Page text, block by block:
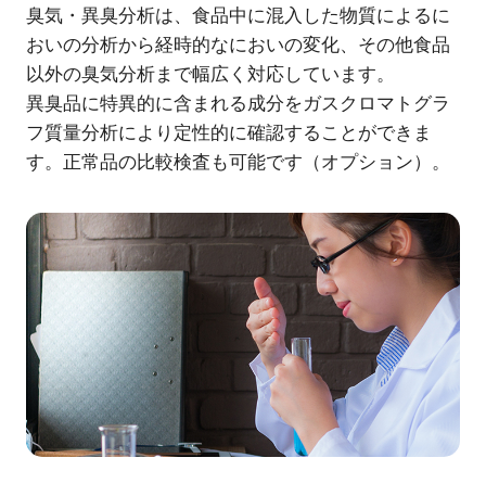
臭気・異臭分析は、食品中に混入した物質によるに
おいの分析から経時的なにおいの変化、その他食品
以外の臭気分析まで幅広く対応しています。
異臭品に特異的に含まれる成分をガスクロマトグラ
フ質量分析により定性的に確認することができま
す。正常品の比較検査も可能です（オプション）。